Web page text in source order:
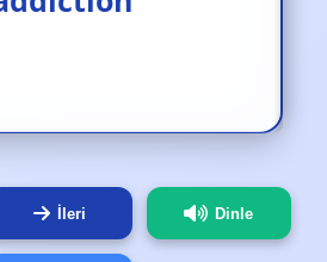
İleri Dinle